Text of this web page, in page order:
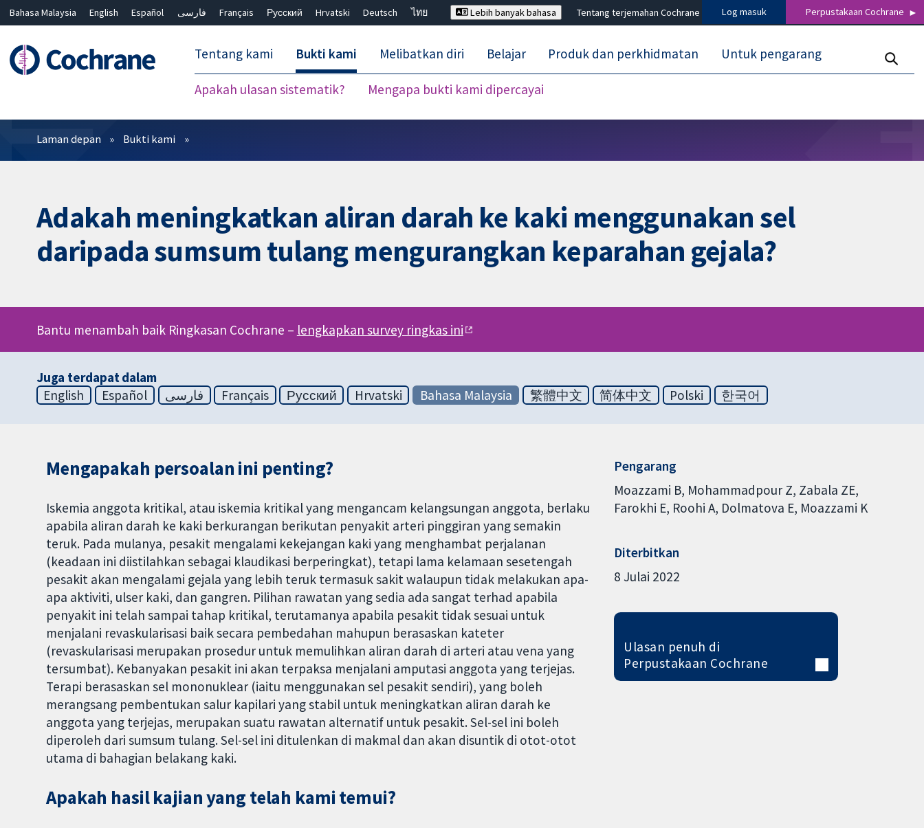
Bahasa Malaysia English Español فارسی Français Русский Hrvatski Deutsch
ไทย
Lebih banyak bahasa Tentang terjemahan Cochrane Log masuk Perpustakaan Cochrane
Tentang kami Bukti kami
Apakah ulasan sistematik? Mengapa bukti kami dipercayai
Melibatkan diri Belajar Produk dan perkhidmatan Untuk pengarang
Penapis
Laman depan Bukti kami
Adakah meningkatkan aliran darah ke kaki menggunakan sel
daripada sumsum tulang mengurangkan keparahan gejala?
Bantu menambah baik Ringkasan Cochrane – lengkapkan survey ringkas ini
Juga terdapat dalam
English
Español فارسی Français Русский Hrvatski Bahasa Malaysia 繁體中文 简体中文 Polski 한국어
Mengapakah persoalan ini penting?
Iskemia anggota kritikal, atau iskemia kritikal yang mengancam kelangsungan anggota, berlaku
apabila aliran darah ke kaki berkurangan berikutan penyakit arteri pinggiran yang semakin
teruk. Pada mulanya, pesakit mengalami kekejangan kaki yang menghambat perjalanan
(keadaan ini diistilahkan sebagai klaudikasi berperingkat), tetapi lama kelamaan sesetengah
pesakit akan mengalami gejala yang lebih teruk termasuk sakit walaupun tidak melakukan apa-
apa aktiviti, ulser kaki, dan gangren. Pilihan rawatan yang sedia ada sangat terhad apabila
penyakit ini telah sampai tahap kritikal, terutamanya apabila pesakit tidak sesuai untuk
menjalani revaskularisasi baik secara pembedahan mahupun berasaskan kateter
(revaskularisasi merupakan prosedur untuk memulihkan aliran darah di arteri atau vena yang
tersumbat). Kebanyakan pesakit ini akan terpaksa menjalani amputasi anggota yang terjejas.
Terapi berasaskan sel mononuklear (iaitu menggunakan sel pesakit sendiri), yang boleh
merangsang pembentukan salur kapilari yang stabil untuk meningkatkan aliran darah ke
anggota yang terjejas, merupakan suatu rawatan alternatif untuk pesakit. Sel-sel ini boleh
diperoleh dari sumsum tulang. Sel-sel ini ditulenkan di makmal dan akan disuntik di otot-otot
utama di bahagian belakang kaki.
Apakah hasil kajian yang telah kami temui?
Pengarang
Moazzami B Mohammadpour Z Zabala ZE
Farokhi E Roohi A Dolmatova E Moazzami K
Diterbitkan
8 Julai 2022
Ulasan penuh di
Perpustakaan Cochrane